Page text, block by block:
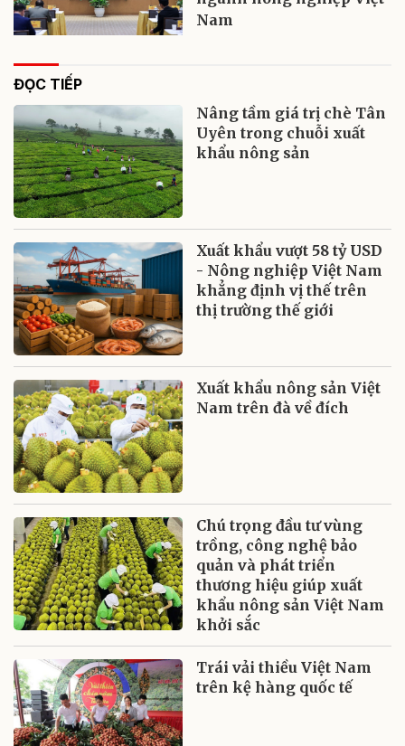
Nam
ĐỌC TIẾP
Nâng tầm giá trị chè Tân
Uyên trong chuỗi xuất
khẩu nông sản
Xuất khẩu vượt 58 tỷ USD
- Nông nghiệp Việt Nam
khẳng định vị thế trên
thị trường thế giới
Xuất khẩu nông sản Việt
Nam trên đà về đích
Chú trọng đầu tư vùng
trồng, công nghệ bảo
quản và phát triển
thương hiệu giúp xuất
khẩu nông sản Việt Nam
khởi sắc
Trái vải thiều Việt Nam
trên kệ hàng quốc tế